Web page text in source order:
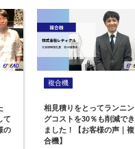
て
の
複合機
相見積りをとってランニン
グコストを30％も削減でき
ました！【お客様の声｜複
合機】